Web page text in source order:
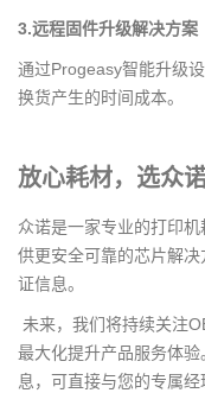
3.远程固件升级解决方案
通过Progeasy智能升级
换货产生的时间成本。
放心耗材，选众
众诺是一家专业的打印
供更安全可靠的芯片解
证信息。
未来，我们将持续关注
最大化提升产品服务体
息，可直接与您的专属经